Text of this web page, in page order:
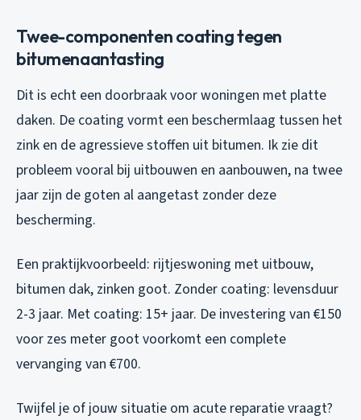
Twee-componenten coating tegen
bitumenaantasting
Dit is echt een doorbraak voor woningen met platte
daken. De coating vormt een beschermlaag tussen het
zink en de agressieve stoffen uit bitumen. Ik zie dit
probleem vooral bij uitbouwen en aanbouwen, na twee
jaar zijn de goten al aangetast zonder deze
bescherming.
Een praktijkvoorbeeld: rijtjeswoning met uitbouw,
bitumen dak, zinken goot. Zonder coating: levensduur
2-3 jaar. Met coating: 15+ jaar. De investering van €150
voor zes meter goot voorkomt een complete
vervanging van €700.
Twijfel je of jouw situatie om acute reparatie vraagt?